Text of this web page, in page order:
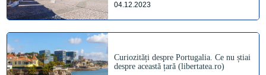
04.12.2023
Curiozități despre Portugalia. Ce nu știai
despre această țară (libertatea.ro)